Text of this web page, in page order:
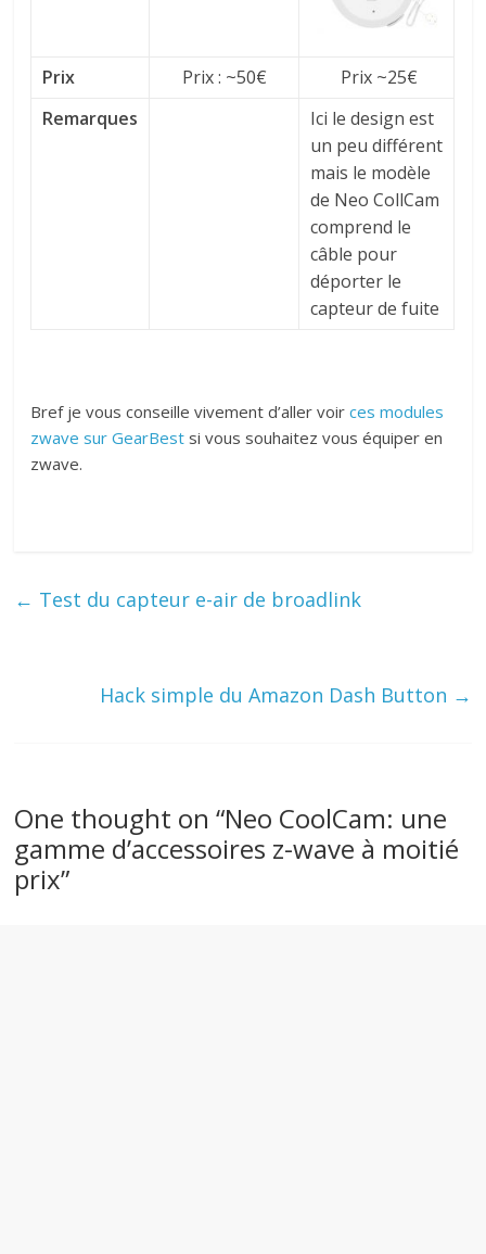
Prix Prix : ~50€
Prix ~25€
Remarques
Ici le design est
un peu différent
mais le modèle
de Neo CollCam
comprend le
câble pour
déporter le
capteur de fuite
Bref je vous conseille vivement d’aller voirces modules
zwave sur GearBest si vous souhaitez vous équiper en
zwave.
← Test du capteur e-air de broadlink
Hack simple du Amazon Dash Button →
One thought on “Neo CoolCam: une
gamme d’accessoires z-wave à moitié
prix”